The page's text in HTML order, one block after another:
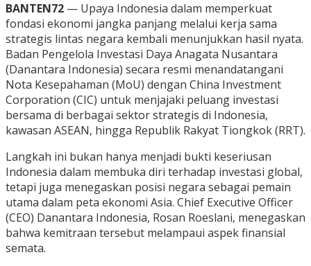
BANTEN72 — Upaya Indonesia dalam memperkuat
fondasi ekonomi jangka panjang melalui kerja sama
strategis lintas negara kembali menunjukkan hasil nyata.
Badan Pengelola Investasi Daya Anagata Nusantara
(Danantara Indonesia) secara resmi menandatangani
Nota Kesepahaman (MoU) dengan China Investment
Corporation (CIC) untuk menjajaki peluang investasi
bersama di berbagai sektor strategis di Indonesia,
kawasan ASEAN, hingga Republik Rakyat Tiongkok (RRT).
Langkah ini bukan hanya menjadi bukti keseriusan
Indonesia dalam membuka diri terhadap investasi global,
tetapi juga menegaskan posisi negara sebagai pemain
utama dalam peta ekonomi Asia. Chief Executive Officer
(CEO) Danantara Indonesia, Rosan Roeslani, menegaskan
bahwa kemitraan tersebut melampaui aspek finansial
semata.